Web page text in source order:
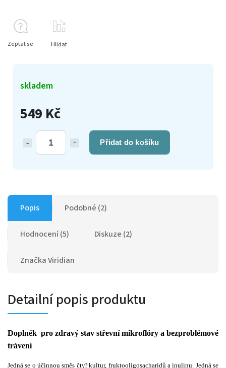
549 Kč
Přidat do košíku
skladem
Zeptat se Hlídat
Popis Podobné (2)
Hodnocení (5) Diskuze (2)
ZnačkaViridian
Detailní popis produktu
Doplněk pro zdravý stav střevní mikroflóry a bezproblémové
trávení
Jedná se o účinnou směs čtyř kultur, fruktooligosacharidů a inulinu. Jedná se